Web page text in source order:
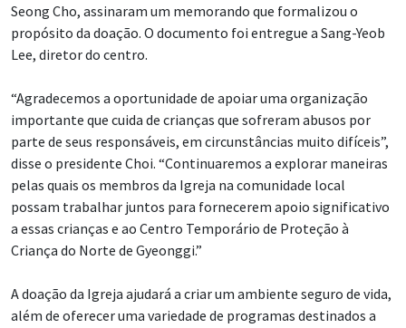
Seong Cho, assinaram um memorando que formalizou o
propósito da doação. O documento foi entregue a Sang-Yeob
Lee, diretor do centro.
“Agradecemos a oportunidade de apoiar uma organização
importante que cuida de crianças que sofreram abusos por
parte de seus responsáveis, em circunstâncias muito difíceis”,
disse o presidente Choi. “Continuaremos a explorar maneiras
pelas quais os membros da Igreja na comunidade local
possam trabalhar juntos para fornecerem apoio significativo
a essas crianças e ao Centro Temporário de Proteção à
Criança do Norte de Gyeonggi.”
A doação da Igreja ajudará a criar um ambiente seguro de vida,
além de oferecer uma variedade de programas destinados a